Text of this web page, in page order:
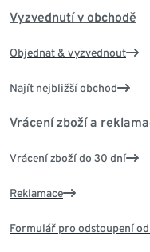
Vyzvednutí v obchodě
Objednat & vyzvednout
Najít nejbližší obchod
Vrácení zboží a
Vrácení zboží do 30 dní
Reklamace
Formulář pro odstoupení